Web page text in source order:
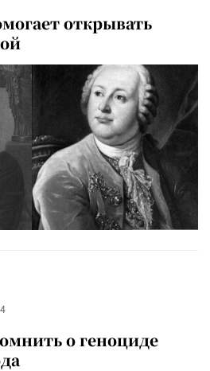
открывать
4
о геноциде